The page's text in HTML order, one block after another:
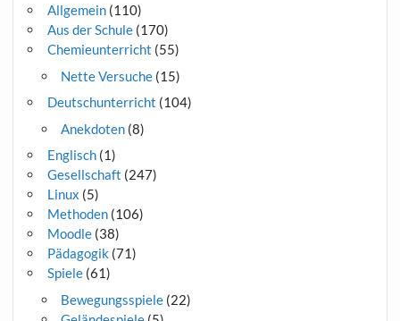
Allgemein(110)
Aus der Schule(170)
Chemieunterricht (55)
Nette Versuche(15)
Deutschunterricht (104)
Anekdoten(8)
Englisch(1)
Gesellschaft (247)
Linux (5)
Methoden(106)
Moodle(38)
Pädagogik (71)
Spiele(61)
Bewegungsspiele(22)